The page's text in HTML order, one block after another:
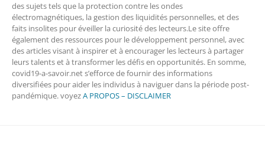
des sujets tels que la protection contre les ondes
électromagnétiques, la gestion des liquidités personnelles, et des
faits insolites pour éveiller la curiosité des lecteurs.Le site offre
également des ressources pour le développement personnel, avec
des articles visant à inspirer et à encourager les lecteurs à partager
leurs talents et à transformer les défis en opportunités. En somme,
covid19-a-savoir.net s’efforce de fournir des informations
diversifiées pour aider les individus à naviguer dans la période post-
pandémique. voyezA PROPOS – DISCLAIMER